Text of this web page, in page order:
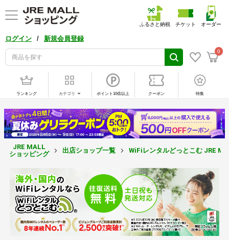
ログイン / 新規会員登録
0
ふるさと納税 チケット オーダー
ランキング カテゴリ ポイント10倍以上 クーポン 特集
JRE MALL
ショッピング
出店ショップ一覧 WiFiレンタルどっとこむ JRE